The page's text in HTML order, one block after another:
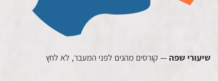
שיעורי שפה — קורסים מהנים לפני המעבר, לא לחץ